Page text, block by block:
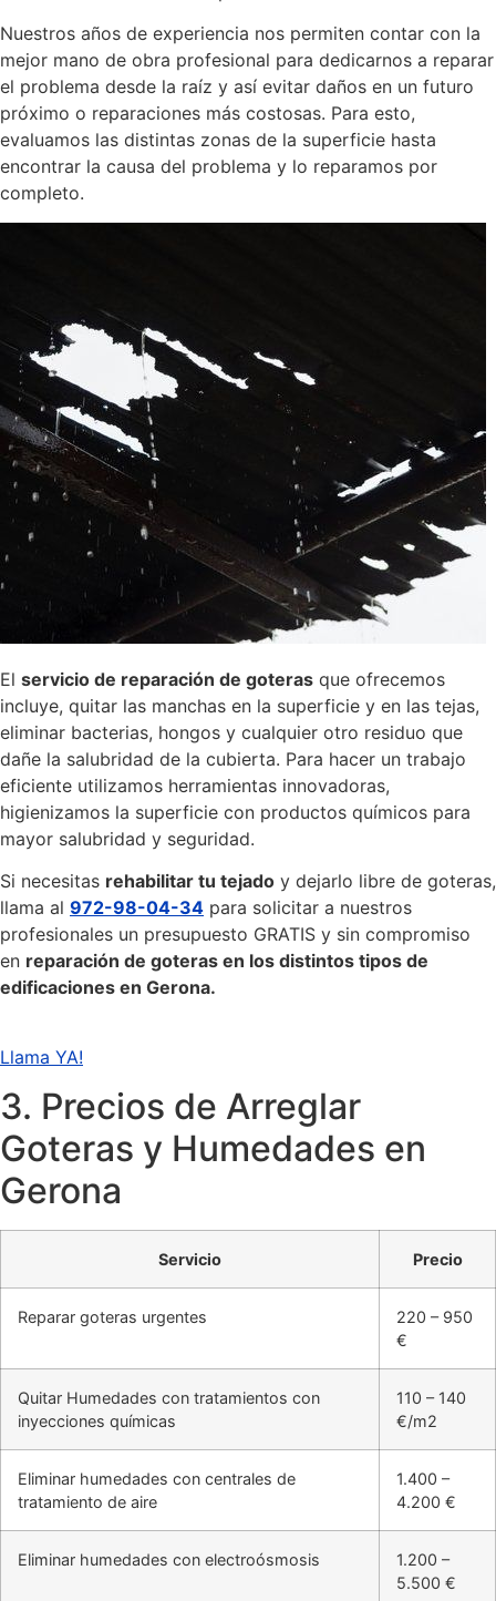
Nuestros años de experiencia nos permiten contar con la
mejor mano de obra profesional para dedicarnos a reparar
el problema desde la raíz y así evitar daños en un futuro
próximo o reparaciones más costosas. Para esto,
evaluamos las distintas zonas de la superficie hasta
encontrar la causa del problema y lo reparamos por
completo.
El servicio de reparación de goteras que ofrecemos
incluye, quitar las manchas en la superficie y en las tejas,
eliminar bacterias, hongos y cualquier otro residuo que
dañe la salubridad de la cubierta. Para hacer un trabajo
eficiente utilizamos herramientas innovadoras,
higienizamos la superficie con productos químicos para
mayor salubridad y seguridad.
Si necesitas rehabilitar tu tejado y dejarlo libre de goteras,
llama al 972-98-04-34 para solicitar a nuestros
profesionales un presupuesto GRATIS y sin compromiso
en reparación de goteras en los distintos tipos de
edificaciones en Gerona.
Llama YA!
3. Precios de Arreglar
Goteras y Humedades en
Gerona
Servicio Precio
Reparar goteras urgentes
220 – 950
€
Quitar Humedades con tratamientos con
inyecciones químicas
110 – 140
€/m2
Eliminar humedades con centrales de
tratamiento de aire
1.400 –
4.200 €
Eliminar humedades con electroósmosis
1.200 –
5.500 €